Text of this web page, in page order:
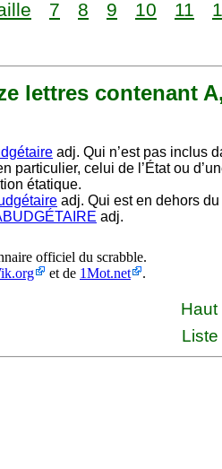
7 8 9 10 11
lettres contenant
adj. Qui n’est pas inclus
particulier, celui de l’État ou
étatique.
adj. Qui est en dehors du
adj.
officiel du scrabble.
et de 1Mot.net .
Haut